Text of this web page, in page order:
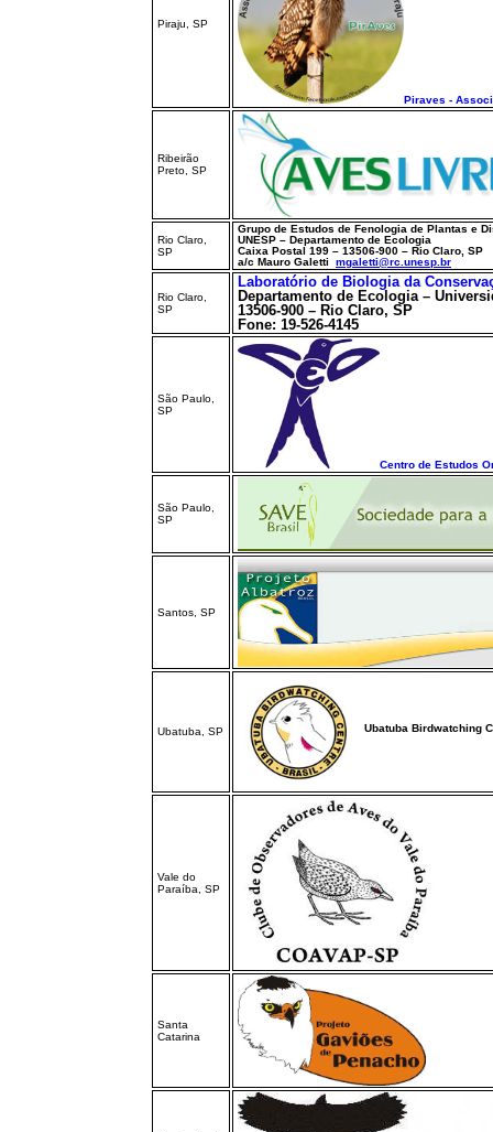
Piraju, SP
Piraves -
Ribeirão
Preto, SP
Rio Claro,
SP
Grupo de Estudos de Fenologia de Plantas e
UNESP – Departamento de Ecologia
Caixa Postal 199 – 13506-900 – Rio Claro, SP
a/c Mauro Galetti mgaletti@rc.unesp.br
Rio Claro,
SP
Laboratório de Biologia da
Departamento de Ecologia –
13506-900 – Rio Claro, SP
Fone: 19-526-4145
São Paulo,
SP
Centro de Estudos
São Paulo,
SP
Santos, SP
Ubatuba, SP Ubatuba Birdwatching
Vale do
Paraíba, SP
Santa
Catarina